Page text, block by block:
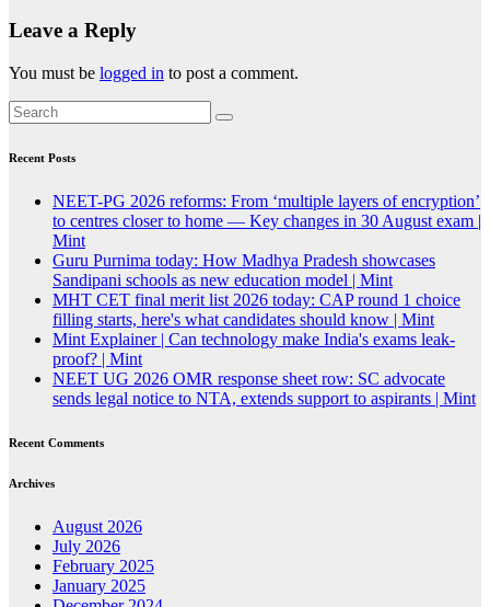
Leave a Reply
You must be logged in to post a comment.
Recent Posts
NEET-PG 2026 reforms: From ‘multiple layers of encryption’
to centres closer to home — Key changes in 30 August exam |
Mint
Guru Purnima today: How Madhya Pradesh showcases
Sandipani schools as new education model | Mint
MHT CET final merit list 2026 today: CAP round 1 choice
filling starts, here's what candidates should know | Mint
Mint Explainer | Can technology make India's exams leak-
proof? | Mint
NEET UG 2026 OMR response sheet row: SC advocate
sends legal notice to NTA, extends support to aspirants | Mint
Recent Comments
Archives
August 2026
July 2026
February 2025
January 2025